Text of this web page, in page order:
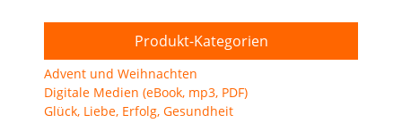
Produkt-Kategorien
Advent und Weihnachten
Digitale Medien (eBook, mp3, PDF)
Glück, Liebe, Erfolg, Gesundheit